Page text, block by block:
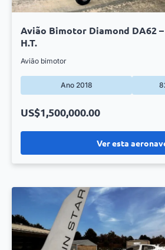
Avião Bimotor Diamond DA62 –
H.T.
Avião bimotor
Ano 2018
Ver esta
US$1,500,000.00